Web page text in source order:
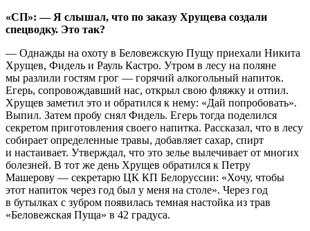
«СП»: — Я слышал, что по заказу Хрущева создали
спецводку. Это так?
— Однажды на охоту в Беловежскую Пущу приехали Никита
Хрущев, Фидель и Рауль Кастро. Утром в лесу на поляне
мы разлили гостям грог — горячий алкогольный напиток.
Егерь, сопровождавший нас, открыл свою фляжку и отпил.
Хрущев заметил это и обратился к нему: «Дай попробовать».
Выпил. Затем пробу снял Фидель. Егерь тогда поделился
секретом приготовления своего напитка. Рассказал, что в лесу
собирает определенные травы, добавляет сахар, спирт
и настаивает. Утверждал, что это зелье вылечивает от многих
болезней. В тот же день Хрущев обратился к Петру
Машерову — секретарю ЦК КП Белоруссии: «Хочу, чтобы
этот напиток через год был у меня на столе». Через год
в бутылках с зубром появилась темная настойка из трав
«Беловежская Пуща» в 42 градуса.